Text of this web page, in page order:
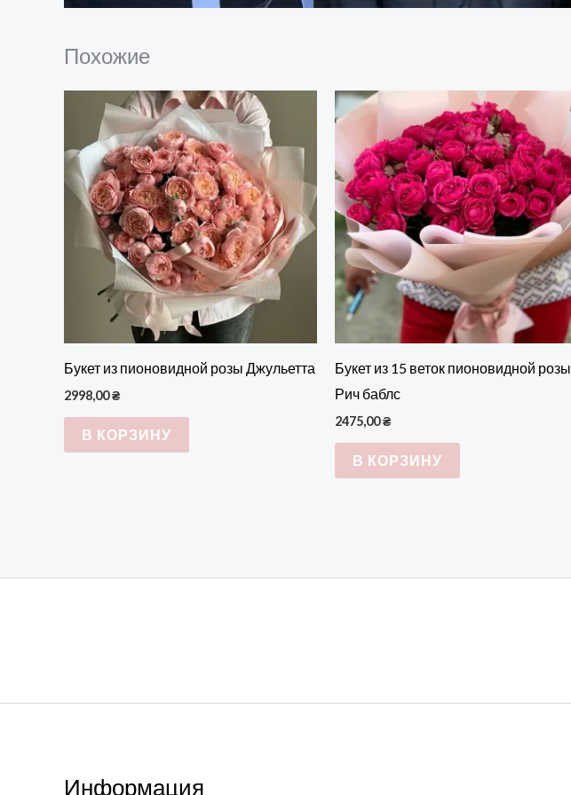
Похожие
Букет из пионовидной розы Джульетта
2998,00₴
В КОРЗИНУ
Букет из 15 веток пионовидной розы
Рич баблс
2475,00₴
В КОРЗИНУ
Информация